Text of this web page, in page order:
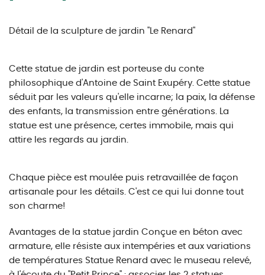
Détail de la sculpture de jardin "Le Renard"
Cette statue de jardin est porteuse du conte
philosophique d'Antoine de Saint Exupéry. Cette statue
séduit par les valeurs qu'elle incarne; la paix, la défense
des enfants, la transmission entre générations. La
statue est une présence, certes immobile, mais qui
attire les regards au jardin.
Chaque pièce est moulée puis retravaillée de façon
artisanale pour les détails. C'est ce qui lui donne tout
son charme!
Avantages de la statue jardin Conçue en béton avec
armature, elle résiste aux intempéries et aux variations
de températures Statue Renard avec le museau relevé,